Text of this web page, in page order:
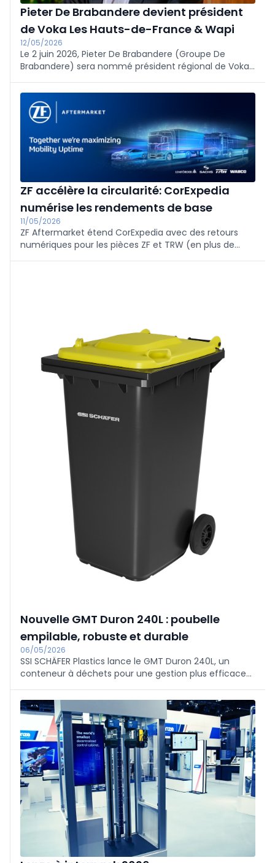
Pieter De Brabandere devient président
de Voka Les Hauts-de-France & Wapi
12/05/2026
Le 2 juin 2026, Pieter De Brabandere (Groupe De
Brabandere) sera nommé président régional de Voka
succédant à Hilde Dejonghe. Le CEO souhaite
renforcer la coopération transfrontalière ; Voka
remercie le président sortant.
ZF accélère la circularité: CorExpedia
numérise les rendements de base
11/05/2026
ZF Aftermarket étend CorExpedia avec des retours
numériques pour les pièces ZF et TRW (en plus de
Nouvelle GMT Duron 240L : poubelle
empilable, robuste et durable
06/05/2026
SSI SCHÄFER Plastics lance le GMT Duron 240L, un
conteneur à déchets pour une gestion plus efficace
conteneur a une construction stable à parois lisses
avec une épaisseur de paroi optimisée et un
couvercle actualisé pour un empilage peu
encombrant ;